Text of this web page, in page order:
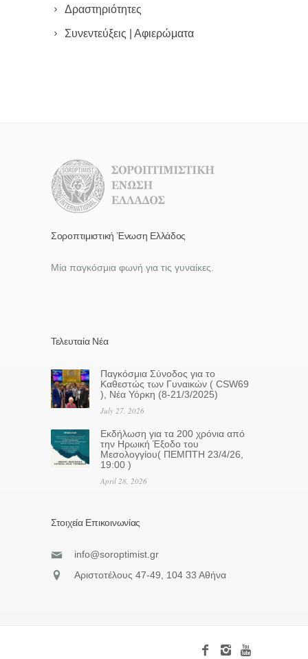
Δραστηριότητες
Συνεντεύξεις | Αφιερώματα
Σοροπτιμιστική Ένωση Ελλάδος
Μία παγκόσμια φωνή για τις γυναίκες.
Τελευταία Νέα
Παγκόσμια Σύνοδος για το
Καθεστώς των Γυναικών ( CSW69
), Νέα Υόρκη (8-21/3/2025)
July 27, 2026
Eκδήλωση για τα 200 χρόνια από
την Ηρωική Έξοδο του
Μεσολογγίου( ΠΕΜΠΤΗ 23/4/26,
19:00 )
April 28, 2026
Στοιχεία Επικοινωνίας
info@soroptimist.gr
Αριστοτέλους 47-49, 104 33 Αθήνα